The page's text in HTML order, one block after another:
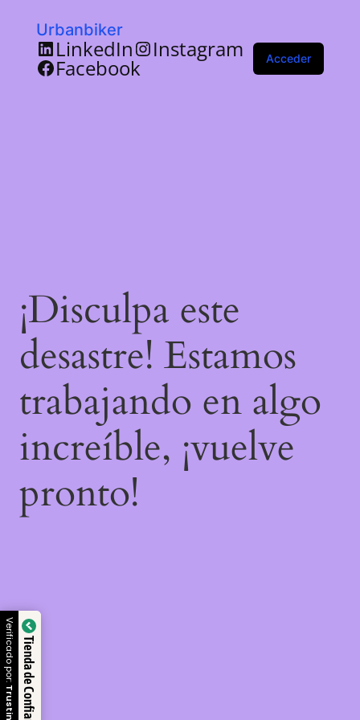
Urbanbiker
LinkedIn Instagram
Facebook Acceder
¡Disculpa este
desastre! Estamos
trabajando en algo
increíble, ¡vuelve
pronto!
Tienda de Confianza
Verificado por: